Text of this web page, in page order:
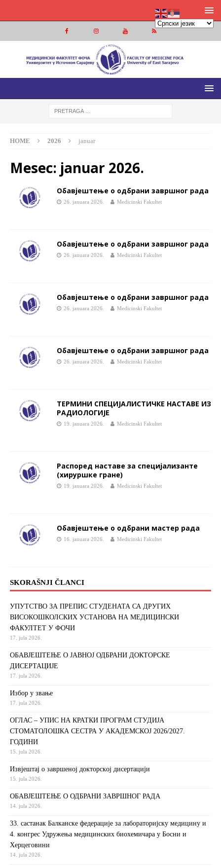
МЕДИЦИНСКИ ФАКУЛТЕТ ФОЧА
МЕДИЦИНСКИ ФАКУЛТЕТ УНИВЕРЗИТЕТА У ИСТОЧНОМ
HOME 2026 januar
Mesec: januar 2026.
Обавјештење о одбрани завршног рада
26. januara 2026. Medicinski Fakultet
Обавјештење о одбрани завршног рада
26. januara 2026. Medicinski Fakultet
Обавјештење о одбрани завршног рада
26. januara 2026. Medicinski Fakultet
Обавјештење о одбрани завршног рада
26. januara 2026. Medicinski Fakultet
ТЕРМИНИ СПЕЦИЈАЛИСТИЧКЕ НАСТАВЕ ИЗ
РАДИОЛОГИЈЕ
19. januara 2026. Medicinski Fakultet
Распоред наставе за специјализанте
(хируршке гране)
19. januara 2026. Medicinski Fakultet
Обавјештење о одбрани мастер рада
16. januara 2026. Medicinski Fakultet
SKORAŠNJI ČLANCI
УПУТСТВО ЗА ПРЕПИС СТУДЕНАТА СА ДРУГИХ
ВИСОКОШКОЛСКИХ УСТАНОВА НА МЕДИЦИНСКИ
ФАКУЛТЕТ У ФОЧИ
17. jula 2026.
ОБАВЈЕШТЕЊЕ О ЈАВНОЈ ОДБРАНИ ДОКТОРСКЕ
ДИСЕРТАЦИЈЕ
17. jula 2026.
Избор у звање
17. jula 2026.
ОГЛАС – УПИС НА КРАТКИ ПРОГРАМ СТУДИЈА
СТОМАТОЛОШКА СЕСТРА У АКАДЕМСКОЈ 2026/2027.
ГОДИНИ
15. jula 2026.
Извjeштaj o зaвршeнoj дoктoрскoj дисeртaциjи
15. jula 2026.
ОБАВЈЕШТЕЊЕ О ОДБРАНИ ЗАВРШНОГ РАДА
14. jula 2026.
33. састанак Балканске федерације за лабораторијску медицину и
4. конгрес Удружења медицинских биохемичара у Босни и
Херцеговини
14. jula 2026.